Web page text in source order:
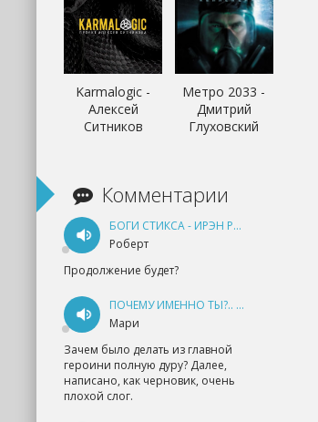
Karmalogic -
Алексей
Ситников
Метро 2033 -
Дмитрий
Глуховский
Комментарии
БОГИ СТИКСА - ИРЭН РУДКЕВИЧ
Роберт
Продолжение будет?
ПОЧЕМУ ИМЕННО ТЫ?.. КНИГА 1 - ЕКАТЕРИНА ЮДИНА
Мари
Зачем было делать из главной
героини полную дуру? Далее,
написано, как черновик, очень
плохой слог.